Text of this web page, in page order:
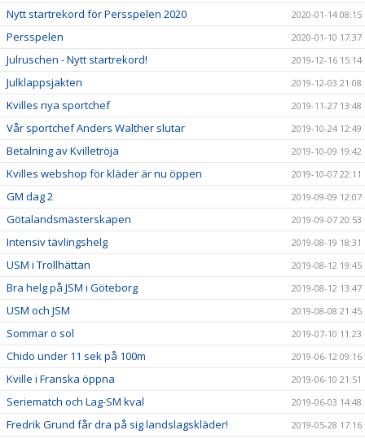
Nytt startrekord för Persspelen 2020 2020-01-14 08:15
Persspelen 2020-01-10 17:37
Julruschen - Nytt startrekord! 2019-12-16 15:14
Julklappsjakten 2019-12-03 21:08
Kvilles nya sportchef 2019-11-27 13:48
Vår sportchef Anders Walther slutar 2019-10-24 12:49
Betalning av Kvilletröja 2019-10-09 19:42
Kvilles webshop för kläder är nu öppen 2019-10-07 22:11
GM dag 2 2019-09-09 12:07
Götalandsmästerskapen 2019-09-07 20:53
Intensiv tävlingshelg 2019-08-19 18:31
USM i Trollhättan 2019-08-12 19:45
Bra helg på JSM i Göteborg 2019-08-12 13:47
USM och JSM 2019-08-08 21:45
Sommar o sol 2019-07-10 11:23
Chido under 11 sek på 100m 2019-06-12 09:16
Kville i Franska öppna 2019-06-10 21:51
Seriematch och Lag-SM kval 2019-06-03 14:48
Fredrik Grund får dra på sig landslagskläder! 2019-05-28 17:16